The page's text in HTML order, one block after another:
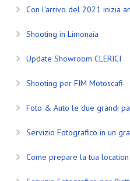
Con l’arrivo del 2021 inizia
Shooting in Limonaia
Update Showroom CLERICI
Shooting per FIM Motoscafi
Foto & Auto le due grandi
Servizio Fotografico in un
Come prepare la tua